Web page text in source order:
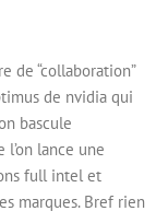
de “collaboration”
de nvidia qui
bascule
lance une
full intel et
marques. Bref rien